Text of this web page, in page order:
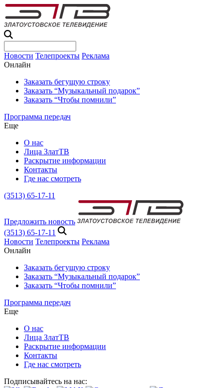
Новости Телепроекты Реклама
Онлайн
Заказать бегущую строку
Заказать “Музыкальный подарок”
Заказать “Чтобы помнили”
Программа передач
Еще
О нас
Лица ЗлатТВ
Раскрытие информации
Контакты
Где нас смотреть
(3513) 65-17-11
Предложить новость
(3513) 65-17-11
Новости Телепроекты Реклама
Онлайн
Заказать бегущую строку
Заказать “Музыкальный подарок”
Заказать “Чтобы помнили”
Программа передач
Еще
О нас
Лица ЗлатТВ
Раскрытие информации
Контакты
Где нас смотреть
Подписывайтесь на нас: